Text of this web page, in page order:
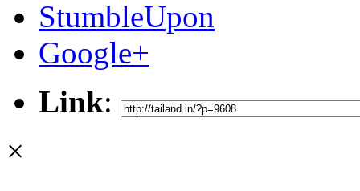
StumbleUpon
Google+
Link:
×